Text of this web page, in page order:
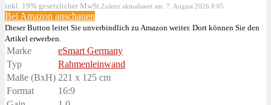
inkl. 19% gesetzlicher MwSt. Zuletzt aktualisiert am: 7. August 2026 8:05
Bei Amazon anschauen
Dieser Button leitet Sie unverbindlich zu Amazon weiter. Dort können Sie den
Artikel erwerben.
Marke
eSmart Germany
Typ
Rahmenleinwand
Maße (BxH) 221 x 125 cm
Format
16:9